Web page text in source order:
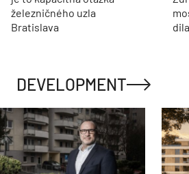
železničného uzla
Bratislava
DEVELOPMENT